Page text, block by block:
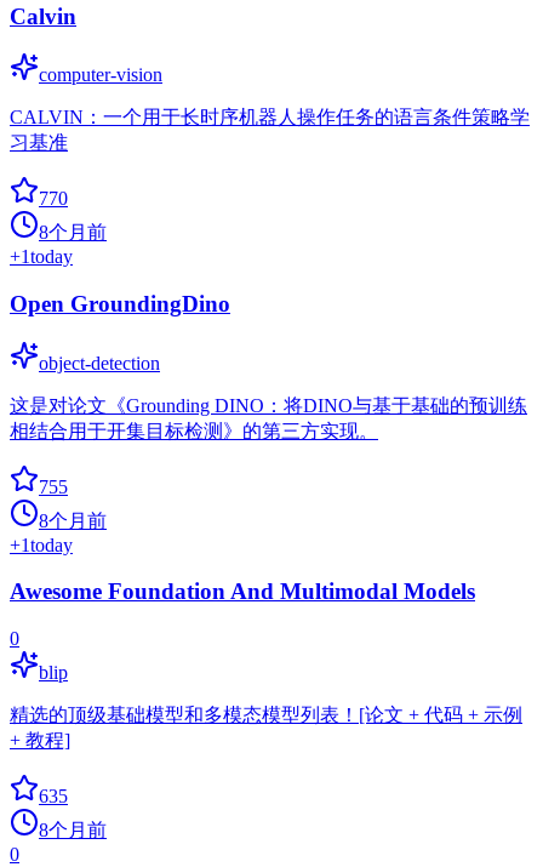
Calvin
computer-vision
CALVIN：一个用于长时序机器人操作任务的语言条件策略学
习基准
770
8个月前
+1today
Open GroundingDino
object-detection
这是对论文《Grounding DINO：将DINO与基于基础的预训练
相结合用于开集目标检测》的第三方实现。
755
8个月前
+1today
Awesome Foundation And Multimodal Models
0
blip
精选的顶级基础模型和多模态模型列表！[论文 + 代码 + 示例
+ 教程]
635
8个月前
0